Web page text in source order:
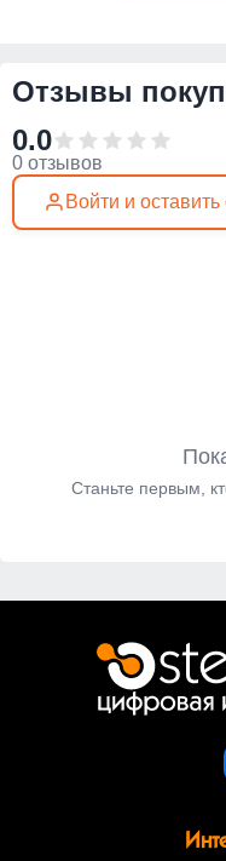
Отзывы
0.0
0 отзывов
Войти и оставить
Станьте первым,